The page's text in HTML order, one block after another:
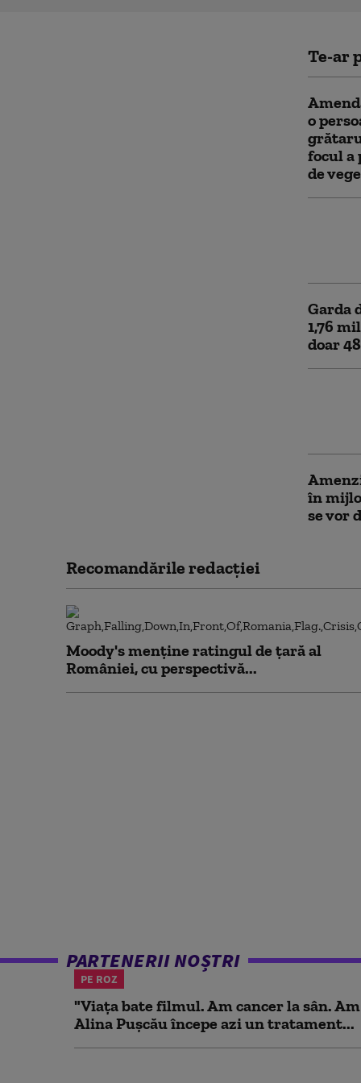
Te-ar
o
focul a
de
Garda
1,76
doar
în
se vor
Recomandările redacţiei
Moody's menține ratingul de țară al
României, cu perspectivă...
PARTENERII NOȘTRI
PE ROZ
"Viața bate filmul. Am cancer la sân.
Alina Pușcău începe azi un tratament...